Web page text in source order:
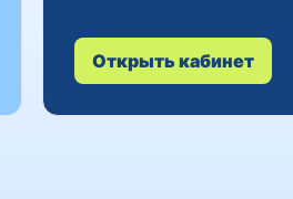
Открыть кабинет